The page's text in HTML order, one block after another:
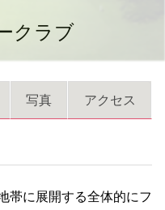
クラブ
写真 アクセス
帯に展開する全体的にフ